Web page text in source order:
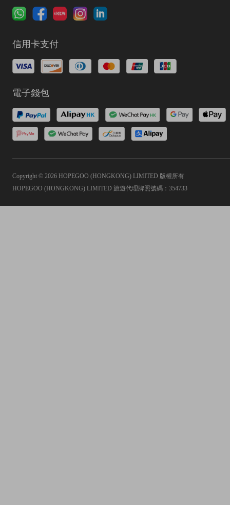
信用卡支付
電子錢包
Copyright © 2026 HOPEGOO (HONGKONG) LIMITED 版權所有
HOPEGOO (HONGKONG) LIMITED 旅遊代理牌照號碼：354733